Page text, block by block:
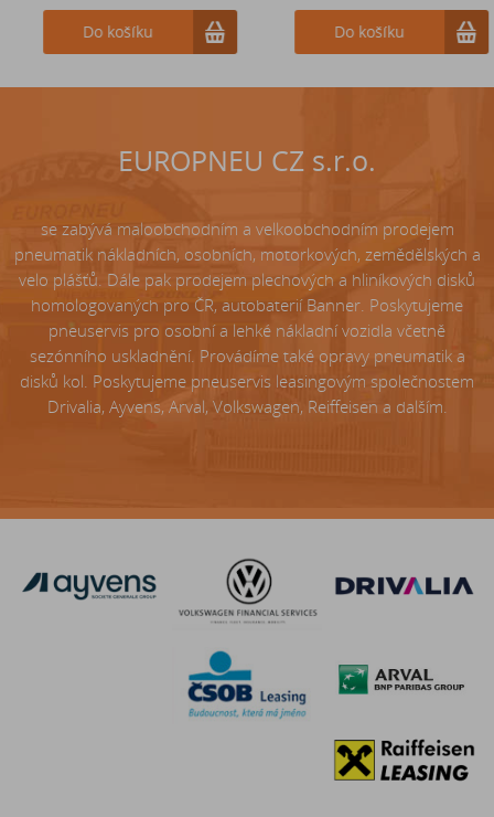
Do košíku Do košíku
Do košíku
EUROPNEU CZ s.r.o.
se zabývá maloobchodním a velkoobchodním prodejem
pneumatik nákladních, osobních, motorkových, zemědělských a
velo plášťů. Dále pak prodejem plechových a hliníkových disků
homologovaných pro ČR, autobaterií Banner. Poskytujeme
pneuservis pro osobní a lehké nákladní vozidla včetně
sezónního uskladnění. Provádíme také opravy pneumatik a
disků kol. Poskytujeme pneuservis leasingovým společnostem
Drivalia, Ayvens, Arval, Volkswagen, Reiffeisen a dalším.